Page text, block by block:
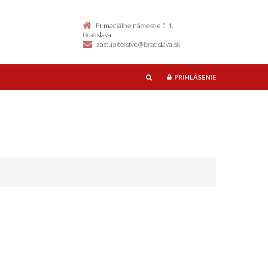
Primaciálne námestie č. 1,
Bratislava
zastupitelstvo@bratislava.sk
HĽADAŤPRIHLÁSENIE